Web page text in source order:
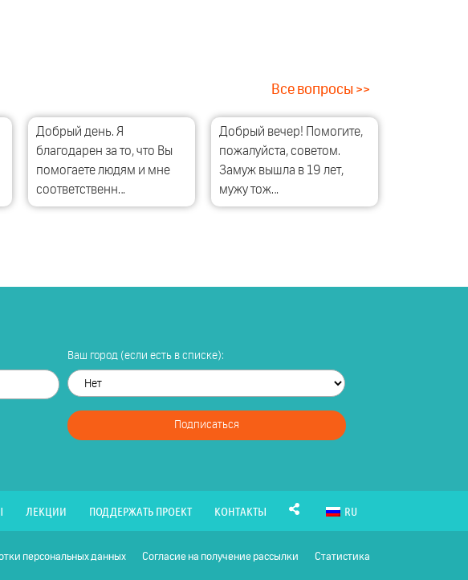
Все вопросы >>
Добрый день. Я
благодарен за то, что Вы
помогаете людям и мне
соответственн…
Добрый вечер! Помогите,
пожалуйста, советом.
Замуж вышла в 19 лет,
мужу тож…
Ваш город (если есть в списке):
Подписаться
ЛЕКЦИИ ПОДДЕРЖАТЬ ПРОЕКТ КОНТАКТЫ RU
персональных данных Согласие на получение рассылки Статистика